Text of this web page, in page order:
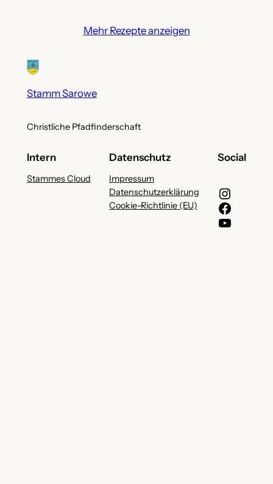
Mehr Rezepte anzeigen
Stamm Sarowe
Christliche Pfadfinderschaft
Intern
Stammes Cloud
Datenschutz
Impressum
Datenschutzerklärung
Cookie-Richtlinie (EU)
Social
Instagram
Facebook
YouTube